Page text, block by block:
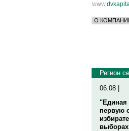
www.
О
Регион
06.08 |
"Единая
первую